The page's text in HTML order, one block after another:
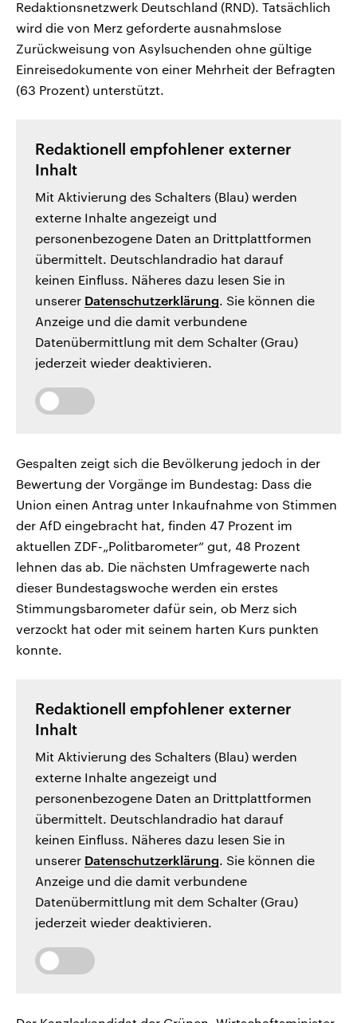
Redaktionsnetzwerk Deutschland (RND). Tatsächlich
wird die von Merz geforderte ausnahmslose
Zurückweisung von Asylsuchenden ohne gültige
Einreisedokumente von einer Mehrheit der Befragten
(63 Prozent) unterstützt.
Redaktionell empfohlener externer
Inhalt
Mit Aktivierung des Schalters (Blau) werden
externe Inhalte angezeigt und
personenbezogene Daten an Drittplattformen
übermittelt. Deutschlandradio hat darauf
keinen Einfluss. Näheres dazu lesen Sie in
unserer Datenschutzerklärung. Sie können die
Anzeige und die damit verbundene
Datenübermittlung mit dem Schalter (Grau)
jederzeit wieder deaktivieren.
Gespalten zeigt sich die Bevölkerung jedoch in der
Bewertung der Vorgänge im Bundestag: Dass die
Union einen Antrag unter Inkaufnahme von Stimmen
der AfD eingebracht hat, finden 47 Prozent im
aktuellen ZDF-„Politbarometer“ gut, 48 Prozent
lehnen das ab. Die nächsten Umfragewerte nach
dieser Bundestagswoche werden ein erstes
Stimmungsbarometer dafür sein, ob Merz sich
verzockt hat oder mit seinem harten Kurs punkten
konnte.
Redaktionell empfohlener externer
Inhalt
Mit Aktivierung des Schalters (Blau) werden
externe Inhalte angezeigt und
personenbezogene Daten an Drittplattformen
übermittelt. Deutschlandradio hat darauf
keinen Einfluss. Näheres dazu lesen Sie in
unserer Datenschutzerklärung. Sie können die
Anzeige und die damit verbundene
Datenübermittlung mit dem Schalter (Grau)
jederzeit wieder deaktivieren.